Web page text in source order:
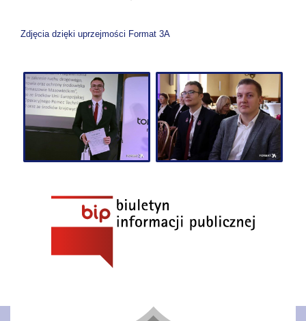
Zdjęcia dzięki uprzejmości Format 3A